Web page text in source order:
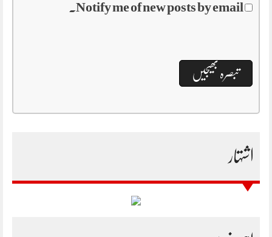
Notify me of new posts by email.
اشتہار